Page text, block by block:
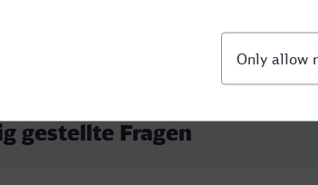
gestellte Fragen